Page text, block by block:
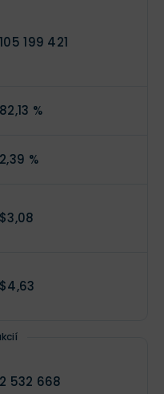
105 199 421
82,13 %
2,39 %
$3,08
$4,63
2 532 668